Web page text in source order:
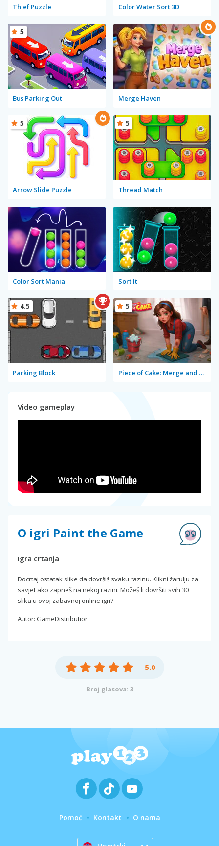
Thief Puzzle Color Water Sort 3D
Bus Parking Out
5
Merge Haven
Arrow Slide Puzzle
5
Thread Match
5
Color Sort Mania Sort It
Parking Block
4.5
Piece of Cake: Merge and Bake
5
Video gameplay
O igri Paint the Game
Igra crtanja
Docrtaj ostatak slike da dovršiš svaku razinu. Klikni žarulju za
savjet ako zapneš na nekoj razini. Možeš li dovršiti svih 30
slika u ovoj zabavnoj online igri?
Autor: GameDistribution
5.0
Broj glasova: 3
Pomoć Kontakt O nama